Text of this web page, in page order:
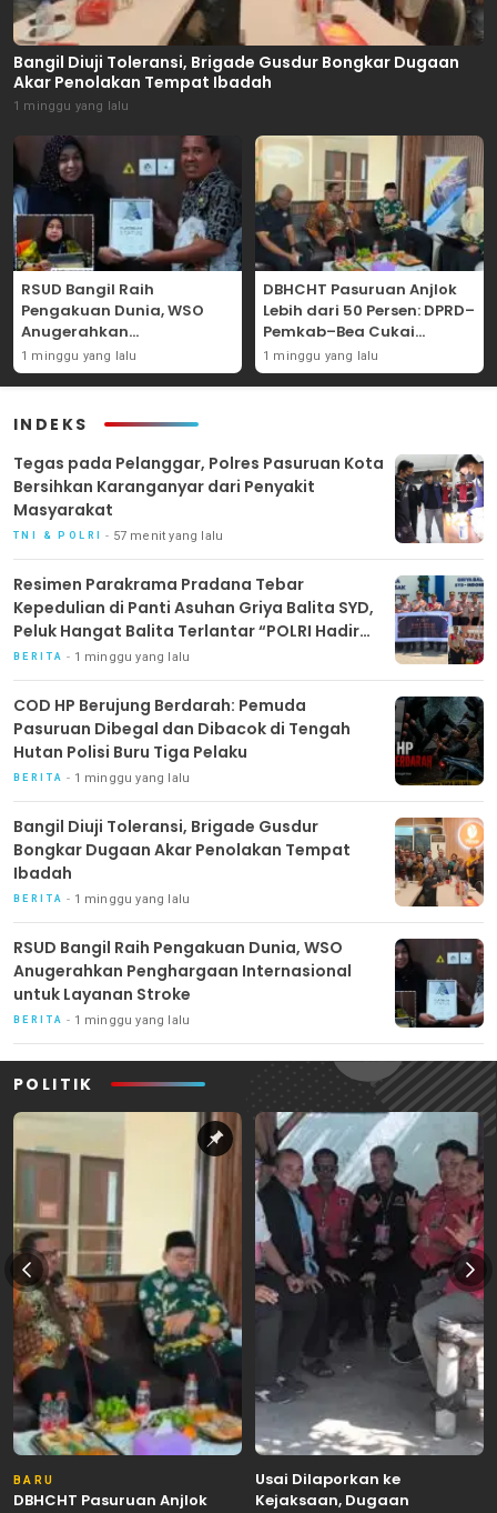
Bangil Diuji Toleransi, Brigade Gusdur Bongkar Dugaan
Akar Penolakan Tempat Ibadah
1 minggu yang lalu
RSUD Bangil Raih
Pengakuan Dunia, WSO
Anugerahkan
Penghargaan
Internasional untuk
1 minggu yang lalu
DBHCHT Pasuruan Anjlok
Lebih dari 50 Persen: DPRD–
Pemkab–Bea Cukai
Perkuat Perang Melawan
Peredaran Rokok Ilegal
1 minggu yang lalu
INDEKS
‎Tegas pada Pelanggar, Polres Pasuruan Kota
Bersihkan Karanganyar dari Penyakit
Masyarakat
TNI & POLRI 57 menit yang lalu
Resimen Parakrama Pradana Tebar
Kepedulian di Panti Asuhan Griya Balita SYD,
Peluk Hangat Balita Terlantar “POLRI Hadir
Dengan Hati”
BERITA 1 minggu yang lalu
COD HP Berujung Berdarah: Pemuda
Pasuruan Dibegal dan Dibacok di Tengah
Hutan Polisi Buru Tiga Pelaku
BERITA 1 minggu yang lalu
Bangil Diuji Toleransi, Brigade Gusdur
Bongkar Dugaan Akar Penolakan Tempat
Ibadah
BERITA 1 minggu yang lalu
RSUD Bangil Raih Pengakuan Dunia, WSO
Anugerahkan Penghargaan Internasional
untuk Layanan Stroke
BERITA 1 minggu yang lalu
POLITIK
BARU
DBHCHT Pasuruan Anjlok
Usai Dilaporkan ke
Kejaksaan, Dugaan